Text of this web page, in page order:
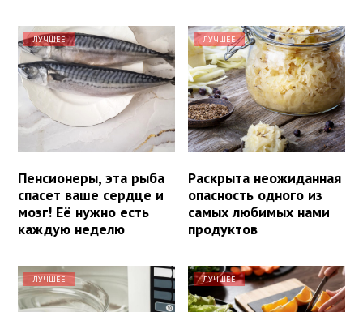
ЛУЧШЕЕ
Пенсионеры, эта рыба
спасет ваше сердце и
мозг! Её нужно есть
каждую неделю
ЛУЧШЕЕ
Раскрыта неожиданная
опасность одного из
самых любимых нами
продуктов
ЛУЧШЕЕ ЛУЧШЕЕ